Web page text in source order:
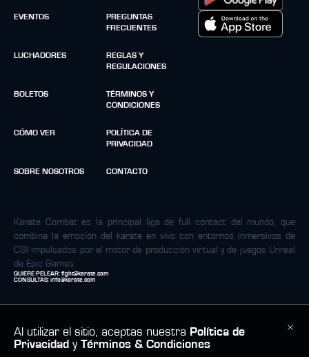
Al utilizar el sitio, aceptas nuestra Política de
Privacidad y Términos & Condiciones
EVENTOS
LUCHADORES
BOLETOS
CÓMO VER
SOBRE NOSOTROS
PREGUNTAS
FRECUENTES
REGLAS Y
REGULACIONES
TÉRMINOS Y
CONDICIONES
POLÍTICA DE
PRIVACIDAD
CONTACTO
Karate Combat es la principal liga de full contact del mundo, que
combina la emoción del karáte en vivo con entornos inmersivos de
CGI impulsados por el motor de producción virtual y de juegos Unreal
de Epic Games.
QUIERE PELEAR: fight@karate.com
CONSULTAS: info@karate.com